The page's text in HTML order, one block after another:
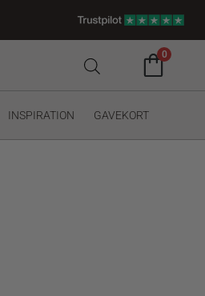
0
INSPIRATION GAVEKORT